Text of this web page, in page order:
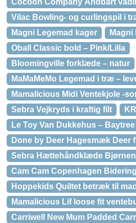
Cocoon Company Åndbart
Vilac Bowling- og curlingspil i
Magni Legemad kager
Magni
Oball Classic bold – Pink/Lilla
Bloomingville forklæde – natur
MaMaMeMo Legemad i træ –
Mamalicious Midi Ventekjole -
Sebra Vejkryds i kraftig filt
Le Toy Van Dukkehus –
Done by Deer Hagesmæk Deer
Sebra Hættehåndklæde Bjørnen
Cam Cam Copenhagen
Hoppekids Quiltet betræk til
Mamalicious Lif loose fit
Carriwell New Mum Padded